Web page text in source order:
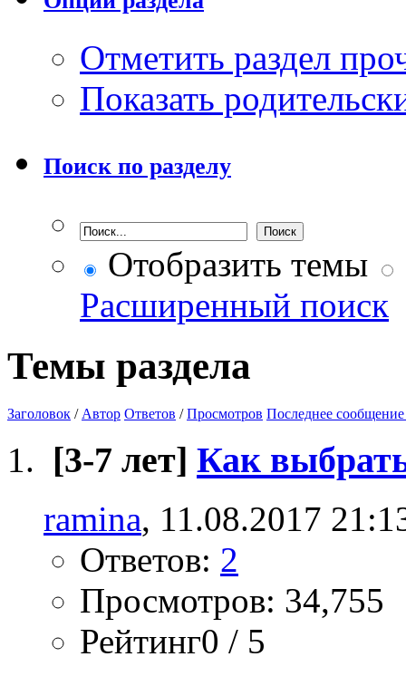
Отметить раздел
Показать
Поиск по разделу
Отобразить темы
Расширенный поиск
Темы раздела
Заголовок / Автор Ответов /Просмотров Последнее сообщение
[3-7 лет] Как
ramina, 11.08.2017
Ответов: 2
Просмотров: 34,755
Рейтинг0 / 5